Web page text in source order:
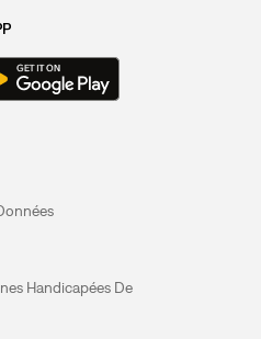
Handicapées De